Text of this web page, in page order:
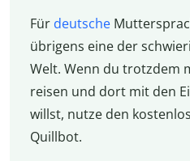
Für deutsche
übrigens eine der
Welt. Wenn du trotzdem
reisen und dort mit den
willst, nutze den
Quillbot.